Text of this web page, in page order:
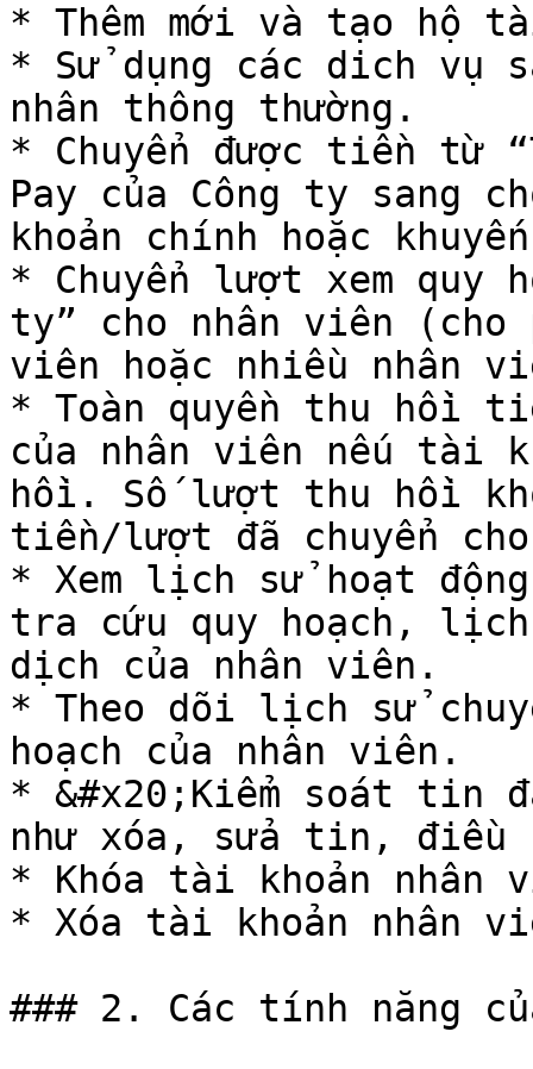
* Thêm mới và tạo hộ
* Sử dụng các dich vụ
nhân thông thường.
* Chuyển được tiền từ
Pay của Công ty sang
khoản chính hoặc
* Chuyển lượt xem quy
ty” cho nhân viên (cho
viên hoặc nhiều nhân
* Toàn quyền thu hồi
của nhân viên nếu tài
hồi. Số lượt thu hồi
tiền/lượt đã chuyển
* Xem lịch sử hoạt
tra cứu quy hoạch,
dịch của nhân viên.
* Theo dõi lịch sử
hoạch của nhân viên.
* &#x20;Kiểm soát tin
như xóa, sửa tin, điều
* Khóa tài khoản nhân
* Xóa tài khoản nhân
### 2. Các tính năng